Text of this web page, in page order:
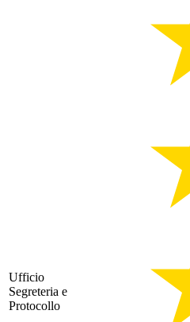
Ufficio
Segreteria e
Protocollo